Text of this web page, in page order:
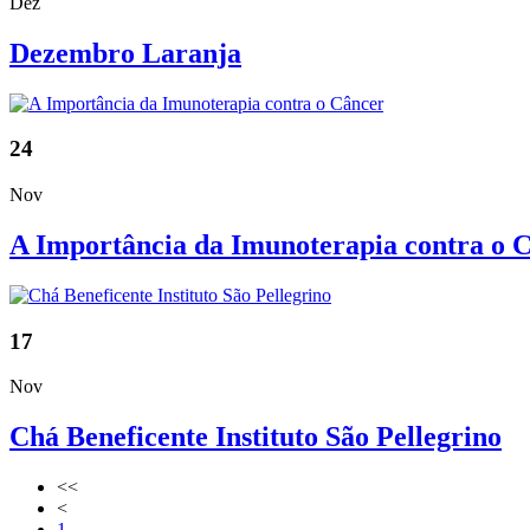
Dezembro Laranja
24
Nov
A Importância da Imunoterapia contra o
17
Nov
Chá Beneficente Instituto São Pellegrino
<<
<